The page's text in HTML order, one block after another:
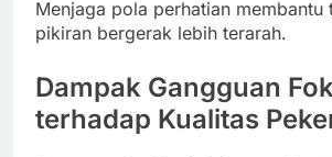
Menjaga pola perhatian membantu
pikiran bergerak lebih terarah.
Dampak Gangguan
terhadap Kualitas